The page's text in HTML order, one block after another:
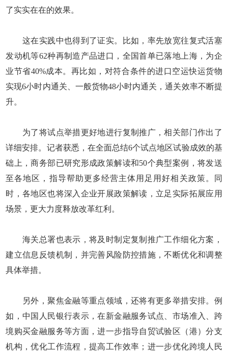
了实实在在的效果。
这在实践中也得到了证实。比如，率先放宽往复式活塞
发动机等62种再制造产品进口，全国首单已落地上海，为企
业节省40%成本。再比如，对符合条件的进口空运快运货物
实现6小时内通关、一般货物48小时内通关，通关效率不断提
升。
为了将试点举措更好地进行复制推广，相关部门作出了
详细安排。记者获悉，在全面总结6个试点地区试验成效的基
础上，商务部已研究形成政策解读和50个典型案例，将发送
至各地区，指导帮助更多经营主体用足用好相关政策。同
时，各地区也将深入企业开展政策解读，立足实际拓展应用
场景，更大力度释放改革红利。
海关总署也表示，将及时制定复制推广工作细化方案，
建立信息反馈机制，并完善风险防控措施，不断优化和调整
具体举措。
另外，聚焦金融等重点领域，还将有更多举措安排。例
如，中国人民银行表示，在新金融服务试点、市场准入、跨
境购买金融服务等方面，进一步指导自贸试验区（港）分支
机构，优化工作流程，提高工作效率；进一步优化跨境人民